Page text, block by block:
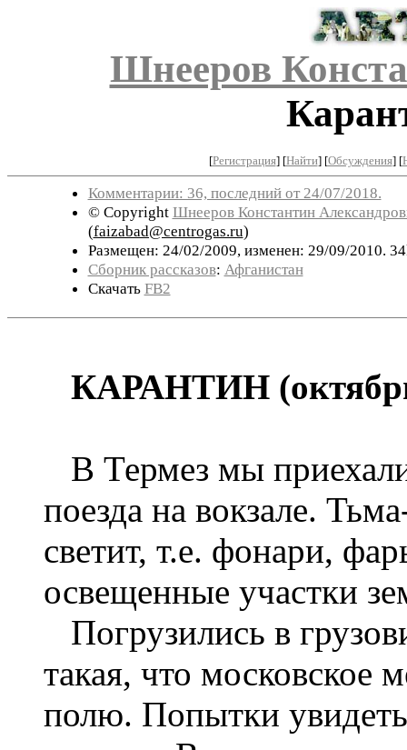
Шнееров
[Регистрация] [Найти] [Обсуждения] [
Комментарии: 36, последний от 24/07/2018.
© Copyright Шнееров Константин
(faizabad@centrogas.ru)
Размещен: 24/02/2009, изменен: 29/09/2010.
Сборник рассказов: Афганистан
Скачать FB2
КАРАНТИН
В Термез мы
поезда на вокзале.
светит, т.е. фонари,
освещенные участки
Погрузились в
такая, что московское
полю. Попытки